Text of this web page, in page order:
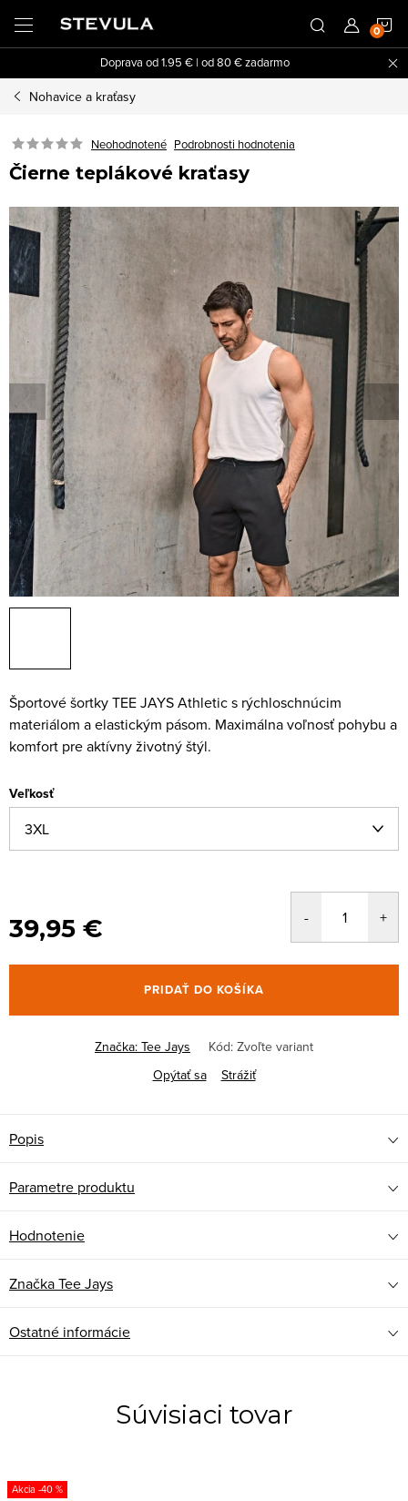
obsah
Doprava od 1.95 € | od 80 € zadarmo
Nohavice a kraťasy
Neohodnotené Podrobnosti hodnotenia
Čierne teplákové kraťasy
Športové šortky TEE JAYS Athletic s rýchloschnúcim
materiálom a elastickým pásom. Maximálna voľnosť pohybu a
komfort pre aktívny životný štýl.
Veľkosť
39,95 €
PRIDAŤ DO KOŠÍKA
Značka: Tee Jays Kód: Zvoľte variant
Opýtať sa
Strážiť
Popis
Parametre produktu
Hodnotenie
ZnačkaTee Jays
Ostatné informácie
Súvisiaci tovar
-40 %